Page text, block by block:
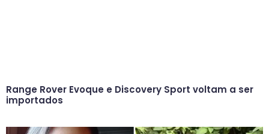
Range Rover Evoque e Discovery Sport voltam a ser
importados